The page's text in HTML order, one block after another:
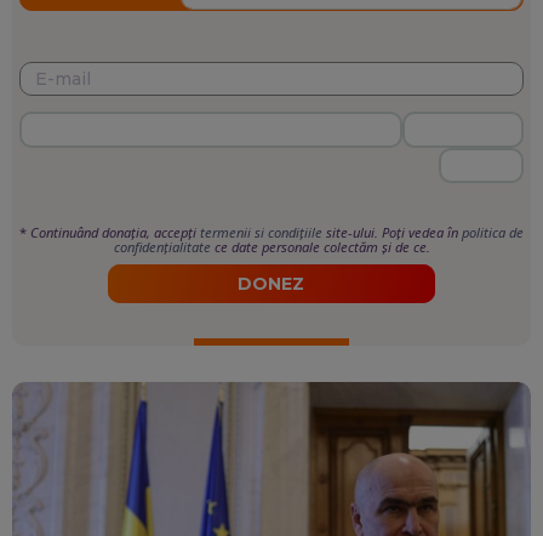
* Continuând donația, accepți termenii si condițiile site-ului. Poți vedea în politica de
confidențialitate ce date personale colectăm și de ce.
DONEZ